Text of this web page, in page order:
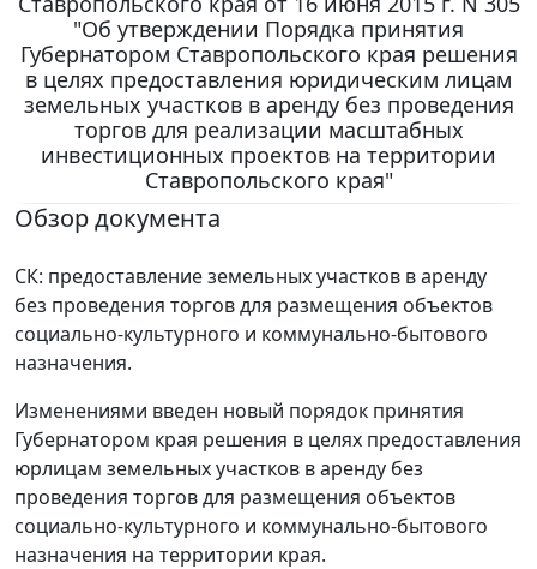
"Об утверждении Порядка принятия
Губернатором Ставропольского края решения
в целях предоставления юридическим лицам
земельных участков в аренду без проведения
торгов для реализации масштабных
инвестиционных проектов на территории
Ставропольского края"
Обзор документа
СК: предоставление земельных участков в аренду
без проведения торгов для размещения объектов
социально-культурного и коммунально-бытового
назначения.
Изменениями введен новый порядок принятия
Губернатором края решения в целях предоставления
юрлицам земельных участков в аренду без
проведения торгов для размещения объектов
социально-культурного и коммунально-бытового
назначения на территории края.